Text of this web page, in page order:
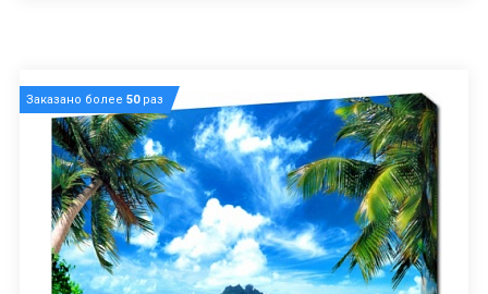
Заказано более 50раз